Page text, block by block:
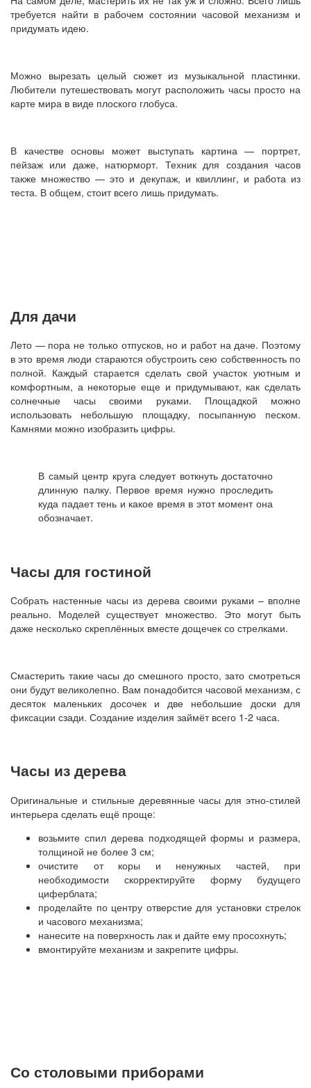
требуется найти в рабочем состоянии часовой механизм и
придумать идею.
Можно вырезать целый сюжет из музыкальной пластинки.
Любители путешествовать могут расположить часы просто на
карте мира в виде плоского глобуса.
В качестве основы может выступать картина — портрет,
пейзаж или даже, натюрморт. Техник для создания часов
также множество — это и декупаж, и квиллинг, и работа из
теста. В общем, стоит всего лишь придумать.
Для дачи
Лето — пора не только отпусков, но и работ на даче. Поэтому
в это время люди стараются обустроить сею собственность по
полной. Каждый старается сделать свой участок уютным и
комфортным, а некоторые еще и придумывают, как сделать
солнечные часы своими руками. Площадкой можно
использовать небольшую площадку, посыпанную песком.
Камнями можно изобразить цифры.
В самый центр круга следует воткнуть достаточно
длинную палку. Первое время нужно проследить
куда падает тень и какое время в этот момент она
обозначает.
Часы для гостиной
Собрать настенные часы из дерева своими руками – вполне
реально. Моделей существует множество. Это могут быть
даже несколько скреплённых вместе дощечек со стрелками.
Смастерить такие часы до смешного просто, зато смотреться
они будут великолепно. Вам понадобится часовой механизм, с
десяток маленьких досочек и две небольшие доски для
фиксации сзади. Создание изделия займёт всего 1-2 часа.
Часы из дерева
Оригинальные и стильные деревянные часы для этно-стилей
интерьера сделать ещё проще:
возьмите спил дерева подходящей формы и размера,
толщиной не более 3 см;
очистите от коры и ненужных частей, при
необходимости скорректируйте форму будущего
циферблата;
проделайте по центру отверстие для установки стрелок
и часового механизма;
нанесите на поверхность лак и дайте ему просохнуть;
вмонтируйте механизм и закрепите цифры.
Со столовыми приборами